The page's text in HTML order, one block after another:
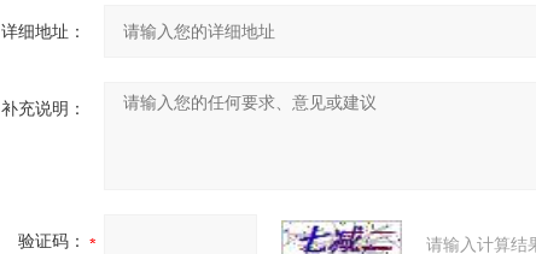
详细地址：
补充说明：
验证码： 请输入计算结